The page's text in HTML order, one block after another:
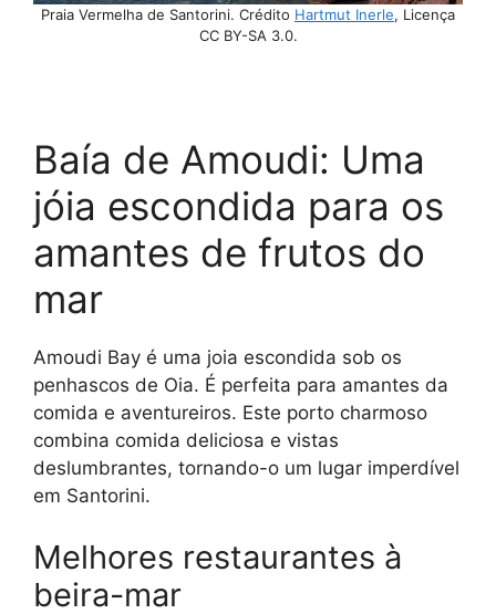
Praia Vermelha de Santorini. Crédito Hartmut Inerle, Licença
CC BY-SA 3.0.
Baía de Amoudi: Uma
jóia escondida para os
amantes de frutos do
mar
Amoudi Bay é uma joia escondida sob os
penhascos de Oia. É perfeita para amantes da
comida e aventureiros. Este porto charmoso
combina comida deliciosa e vistas
deslumbrantes, tornando-o um lugar imperdível
em Santorini.
Melhores restaurantes à
beira-mar